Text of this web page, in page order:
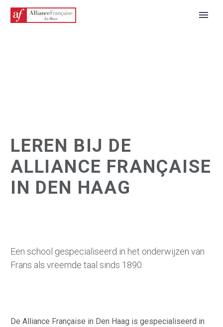
NEDERLANDS
LEREN BIJ DE
ALLIANCE FRANÇAISE
IN DEN HAAG
Een school gespecialiseerd in het onderwijzen van
Frans als vreemde taal sinds 1890.
De Alliance Française in Den Haag is gespecialiseerd in